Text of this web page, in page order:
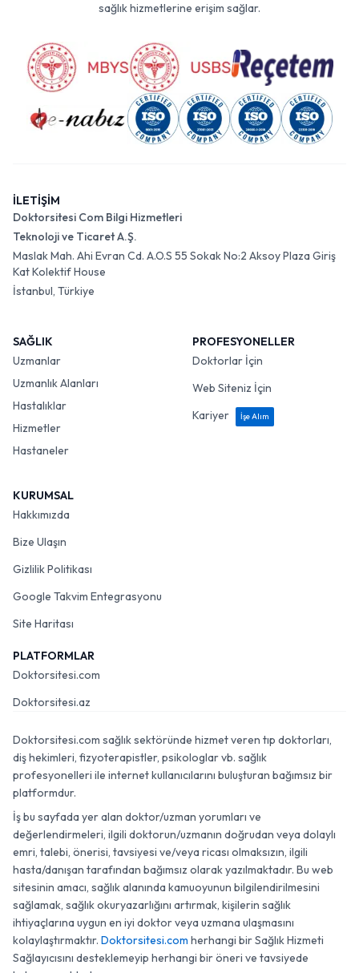
sağlık hizmetlerine erişim sağlar.
İLETİŞİM
Doktorsitesi Com Bilgi Hizmetleri
Teknoloji ve Ticaret A.Ş.
Maslak Mah. Ahi Evran Cd. A.O.S 55 Sokak No:2 Aksoy Plaza Giriş
Kat Kolektif House
İstanbul, Türkiye
SAĞLIK
Uzmanlar
Uzmanlık Alanları
Hastalıklar
Hizmetler
Hastaneler
PROFESYONELLER
Doktorlar İçin
Web Siteniz İçin
Kariyer
İşe Alım
KURUMSAL
Hakkımızda
Bize Ulaşın
Gizlilik Politikası
Google Takvim Entegrasyonu
Site Haritası
PLATFORMLAR
Doktorsitesi.com
Doktorsitesi.az
Doktorsitesi.com sağlık sektöründe hizmet veren tıp doktorları,
diş hekimleri, fizyoterapistler, psikologlar vb. sağlık
profesyonelleri ile internet kullanıcılarını buluşturan bağımsız bir
platformdur.
İş bu sayfada yer alan doktor/uzman yorumları ve
değerlendirmeleri, ilgili doktorun/uzmanın doğrudan veya dolaylı
emri, talebi, önerisi, tavsiyesi ve/veya ricası olmaksızın, ilgili
hasta/danışan tarafından bağımsız olarak yazılmaktadır. Bu web
sitesinin amacı, sağlık alanında kamuoyunun bilgilendirilmesini
sağlamak, sağlık okuryazarlığını artırmak, kişilerin sağlık
ihtiyaçlarına uygun en iyi doktor veya uzmana ulaşmasını
kolaylaştırmaktır. Doktorsitesi.com herhangi bir Sağlık Hizmeti
Sağlayıcısını desteklemeyip herhangi bir öneri ve tavsiyede